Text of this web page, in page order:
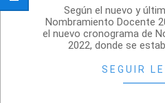
02-
11
Según el nuevo y
Nombramiento Docente
el nuevo cronograma de
2022, donde se
SEGUIR